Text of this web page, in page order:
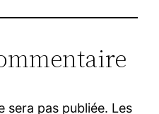
sera pas publiée. Les